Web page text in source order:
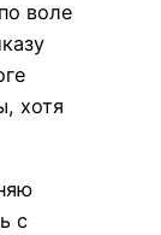
воле
хотя
с